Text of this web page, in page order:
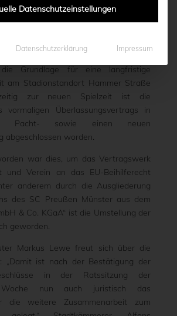
Juli) mit dem Abschluss eines neuen
die Grundlage für eine langfristige
am Stadionstandort Hammer Straße
zur neuen Spielzeit ist die
vormaligen Überlassungsvertrags in
Pacht- sowie einen neuen
abgeschlossen worden.
war dies, um das Vertragswerk
und Verein an das EU-Beihilferecht
anderem durch die Ausgliederung
des SC Preußen Münster aus dem
& Co. KGaA“ ist die Umstellung der
geworden.
Markus Lewe freut sich über die
„Damit ist nach der Bestätigung der
in der Ratssitzung der
Woche nun auch juristisch das
die weitere Zusammenarbeit zum
Datenschutzeinstellungen
Datenschutzerklärung Impressum